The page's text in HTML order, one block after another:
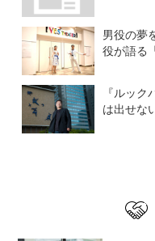
男役の夢
役が語る
『ルッ
は出せな